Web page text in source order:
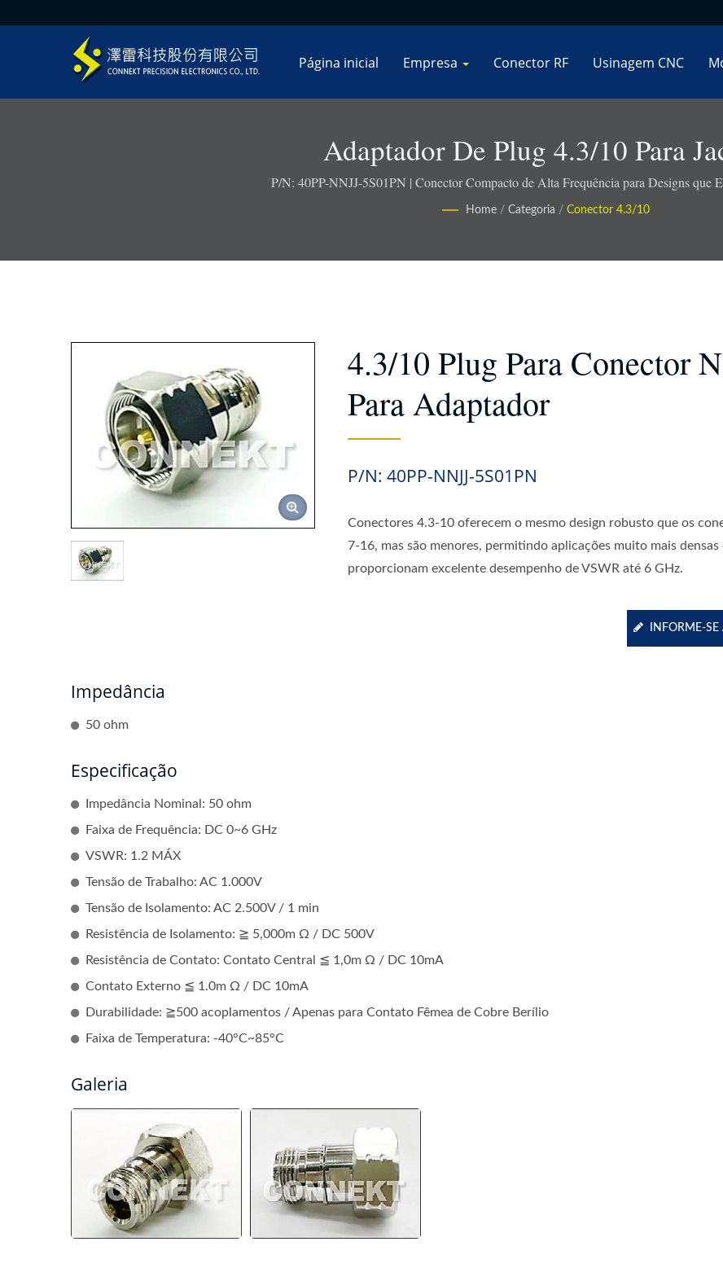
Página inicial Empresa Conector RF Usinagem CNC
Adaptador De Plug 4.3/10 Para
P/N: 40PP-NNJJ-5S01PN | Conector Compacto de Alta Frequência para Designs que
Home / Categoria / Conector 4.3/10
4.3/10 Plug Para Conector N
Para Adaptador
P/N: 40PP-NNJJ-5S01PN
Conectores 4.3-10 oferecem o mesmo design robusto que os
7-16, mas são menores, permitindo aplicações muito mais densas
proporcionam excelente desempenho de VSWR até 6 GHz.
INFORME-
Impedância
50 ohm
Especificação
Impedância Nominal: 50 ohm
Faixa de Frequência: DC 0~6 GHz
VSWR: 1.2 MÁX
Tensão de Trabalho: AC 1.000V
Tensão de Isolamento: AC 2.500V / 1 min
Resistência de Isolamento: ≧ 5,000m Ω / DC 500V
Resistência de Contato: Contato Central ≦ 1,0m Ω / DC 10mA
Contato Externo ≦ 1.0m Ω / DC 10mA
Durabilidade: ≧500 acoplamentos / Apenas para Contato Fêmea de Cobre Berílio
Faixa de Temperatura: -40°C~85°C
Galeria